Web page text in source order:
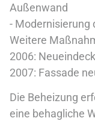
Außenwand
- Modernisierung
Weitere
2006:
2007: Fassade
Die Beheizung
eine behagliche